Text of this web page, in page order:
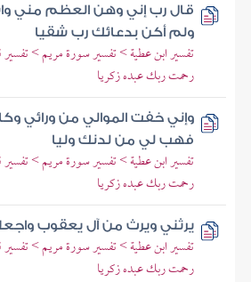
قال رب إني وهن العظم مني
ولم أكن بدعائك رب شقيا
تفسير ابن عطية > تفسير سورة مريم >
رحمت ربك عبده زكريا
وإني خفت الموالي من ورائي
فهب لي من لدنك وليا
تفسير ابن عطية > تفسير سورة مريم >
رحمت ربك عبده زكريا
يرثني ويرث من آل يعقوب
تفسير ابن عطية > تفسير سورة مريم >
رحمت ربك عبده زكريا